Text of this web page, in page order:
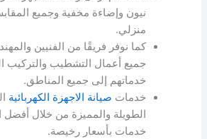
نيون وإضاءة مخفية وجميع
منزلي.
كما نوفر فريقًا من الفنيين
جميع أعمال التشطيب والتركيب
خدماتهم إلى جميع المناطق.
خدمات صيانة الاجهزة الكهربائية
الطويلة والمميزة من خلال أفضل
خدمات بأسعار رخيصة.